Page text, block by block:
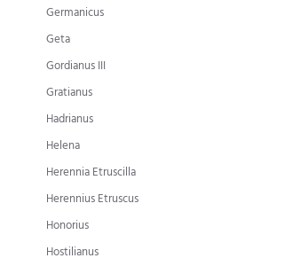
Germanicus
Geta
Gordianus III
Gratianus
Hadrianus
Helena
Herennia Etruscilla
Herennius Etruscus
Honorius
Hostilianus